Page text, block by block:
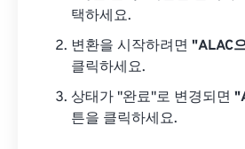
택하세요.
변환을 시작하려면 "ALAC
클릭하세요.
상태가 "완료"로 변경되면
튼을 클릭하세요.